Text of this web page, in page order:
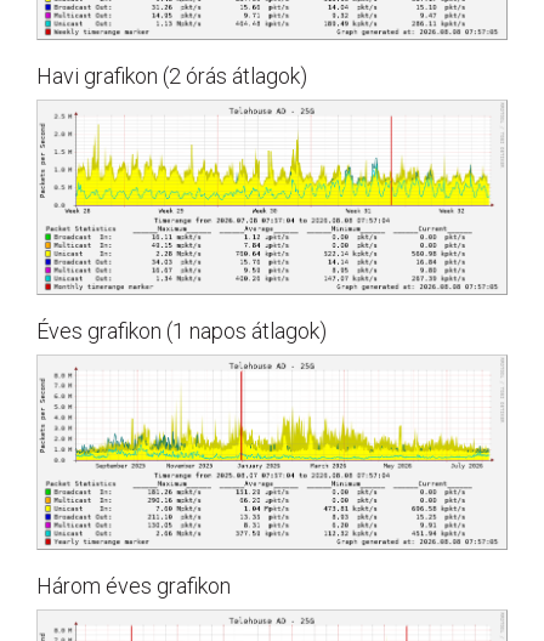
Havi grafikon (2 órás átlagok)
Éves grafikon (1 napos átlagok)
Három éves grafikon